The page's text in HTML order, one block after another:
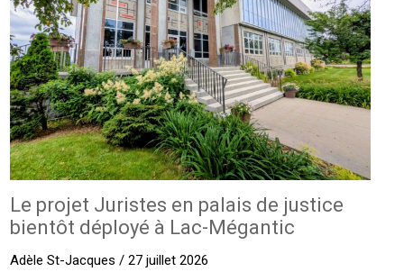
Le projet Juristes en palais de justice
bientôt déployé à Lac-Mégantic
Adèle St-Jacques / 27 juillet 2026